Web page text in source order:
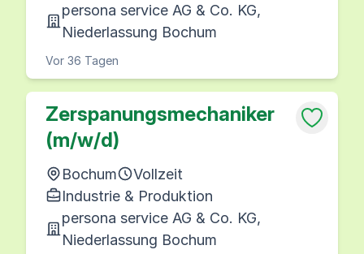
persona service AG & Co. KG,
Niederlassung Bochum
Vor 36 Tagen
Zerspanungsmechaniker
(m/w/d)
Bochum
Vollzeit
Industrie & Produktion
persona service AG & Co. KG,
Niederlassung Bochum